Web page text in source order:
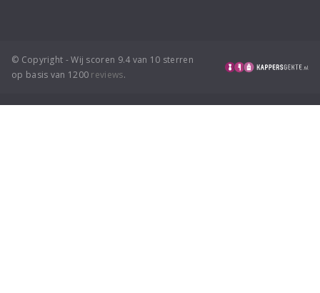
© Copyright - Wij scoren 9.4 van 10 sterren
op basis van 1200 reviews.